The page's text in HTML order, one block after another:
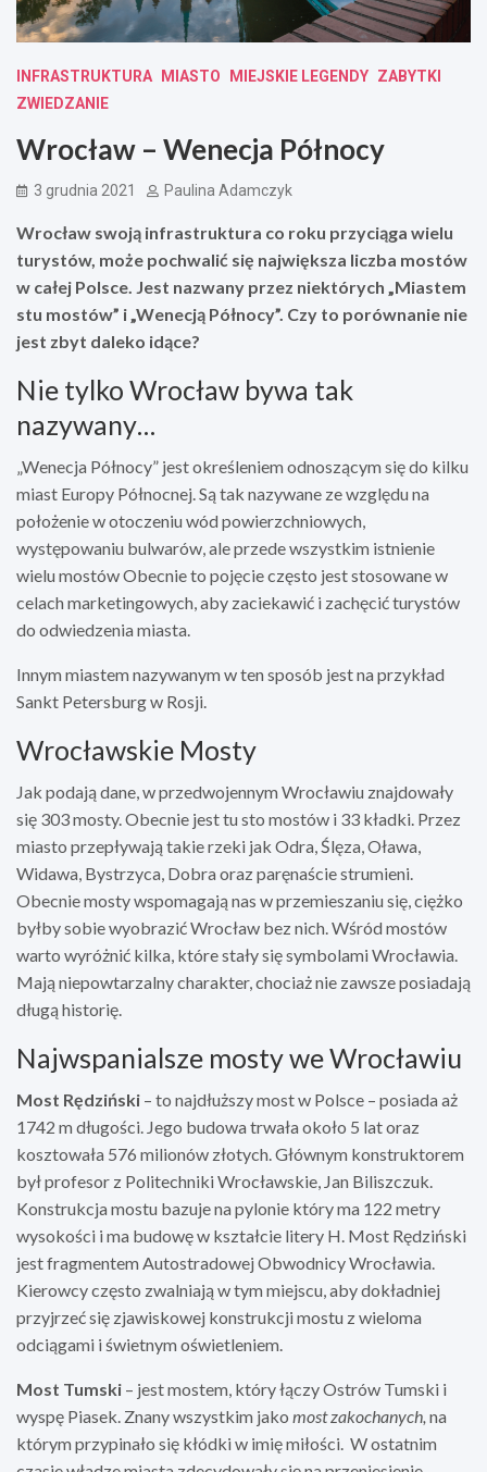
INFRASTRUKTURA MIASTO MIEJSKIE LEGENDY ZABYTKI
ZWIEDZANIE
Wrocław – Wenecja Północy
3 grudnia 2021 Paulina Adamczyk
Wrocław swoją infrastruktura co roku przyciąga wielu
turystów, może pochwalić się największa liczba mostów
w całej Polsce. Jest nazwany przez niektórych „Miastem
stu mostów” i „Wenecją Północy”. Czy to porównanie nie
jest zbyt daleko idące?
Nie tylko Wrocław bywa tak
nazywany…
„Wenecja Północy” jest określeniem odnoszącym się do kilku
miast Europy Północnej. Są tak nazywane ze względu na
położenie w otoczeniu wód powierzchniowych,
występowaniu bulwarów, ale przede wszystkim istnienie
wielu mostów Obecnie to pojęcie często jest stosowane w
celach marketingowych, aby zaciekawić i zachęcić turystów
do odwiedzenia miasta.
Innym miastem nazywanym w ten sposób jest na przykład
Sankt Petersburg w Rosji.
Wrocławskie Mosty
Jak podają dane, w przedwojennym Wrocławiu znajdowały
się 303 mosty. Obecnie jest tu sto mostów i 33 kładki. Przez
miasto przepływają takie rzeki jak Odra, Ślęza, Oława,
Widawa, Bystrzyca, Dobra oraz paręnaście strumieni.
Obecnie mosty wspomagają nas w przemieszaniu się, ciężko
byłby sobie wyobrazić Wrocław bez nich. Wśród mostów
warto wyróżnić kilka, które stały się symbolami Wrocławia.
Mają niepowtarzalny charakter, chociaż nie zawsze posiadają
długą historię.
Najwspanialsze mosty we Wrocławiu
Most Rędziński – to najdłuższy most w Polsce – posiada aż
1742 m długości. Jego budowa trwała około 5 lat oraz
kosztowała 576 milionów złotych. Głównym konstruktorem
był profesor z Politechniki Wrocławskie, Jan Biliszczuk.
Konstrukcja mostu bazuje na pylonie który ma 122 metry
wysokości i ma budowę w kształcie litery H. Most Rędziński
jest fragmentem Autostradowej Obwodnicy Wrocławia.
Kierowcy często zwalniają w tym miejscu, aby dokładniej
przyjrzeć się zjawiskowej konstrukcji mostu z wieloma
odciągami i świetnym oświetleniem.
Most Tumski – jest mostem, który łączy Ostrów Tumski i
wyspę Piasek. Znany wszystkim jako most zakochanych, na
którym przypinało się kłódki w imię miłości. W ostatnim